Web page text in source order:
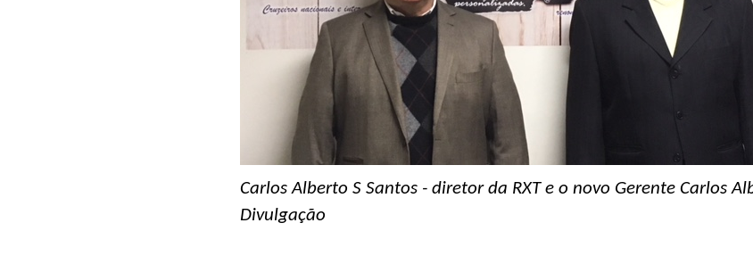
Carlos Alberto S Santos - diretor da RXT e o novo Gerente Carlos
Divulgação